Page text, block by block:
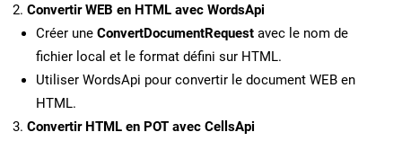
Convertir WEB en HTML avec WordsApi
Créer une ConvertDocumentRequest avec le nom de
fichier local et le format défini sur HTML.
Utiliser WordsApi pour convertir le document WEB en
HTML.
Convertir HTML en POT avec CellsApi